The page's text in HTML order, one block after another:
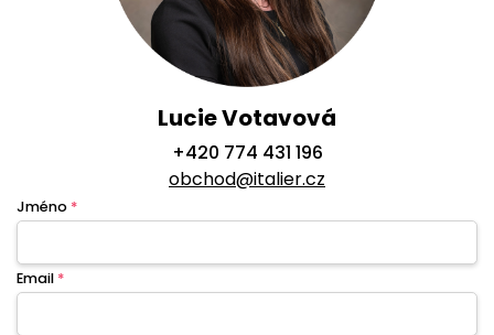
Lucie Votavová
+420 774 431 196
obchod@italier.cz
Jméno *
Email *